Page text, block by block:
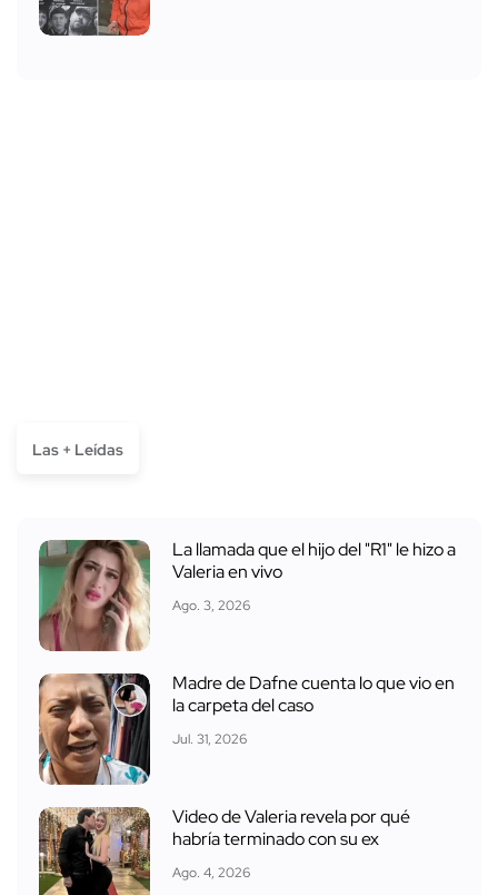
Las + Leídas
La llamada que el hijo del "R1" le hizo a
Valeria en vivo
Ago. 3, 2026
Madre de Dafne cuenta lo que vio en
la carpeta del caso
Jul. 31, 2026
Video de Valeria revela por qué
habría terminado con su ex
Ago. 4, 2026